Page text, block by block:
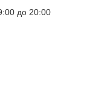
до 20:00